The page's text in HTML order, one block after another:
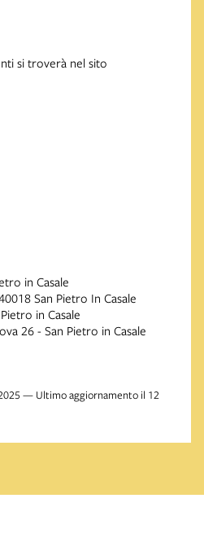
si troverà nel sito
in Casale
San Pietro In Casale
in Casale
26 - San Pietro in Casale
— Ultimo aggiornamento il 12